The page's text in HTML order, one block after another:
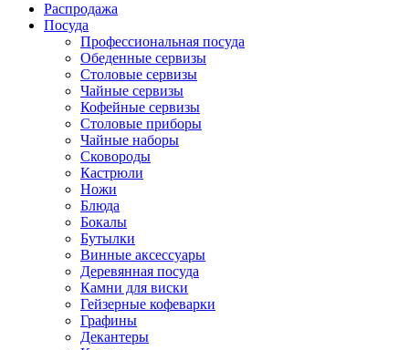
Распродажа
Посуда
Профессиональная посуда
Обеденные сервизы
Столовые сервизы
Чайные сервизы
Кофейные сервизы
Столовые приборы
Чайные наборы
Сковороды
Кастрюли
Ножи
Блюда
Бокалы
Бутылки
Винные аксессуары
Деревянная посуда
Камни для виски
Гейзерные кофеварки
Графины
Декантеры